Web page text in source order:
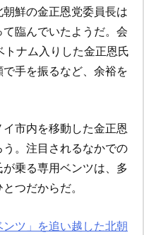
鮮の金正恩党委員長は
臨んでいたようだ。会
ナム入りした金正恩氏
手を振るなど、余裕を
市内を移動した金正恩
。注目されるなかでの
乗る専用ベンツは、多
つだからだ。
ツ」を追い越した北朝